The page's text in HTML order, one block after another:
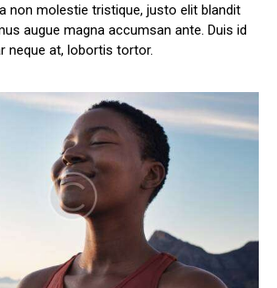
non molestie tristique, justo elit blandit
augue magna accumsan ante. Duis id
neque at, lobortis tortor.